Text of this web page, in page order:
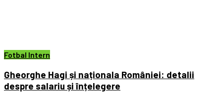
Fotbal Intern
Gheorghe Hagi și naționala României: detalii
despre salariu și înțelegere